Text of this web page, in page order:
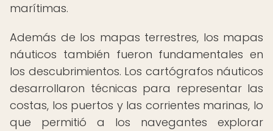
marítimas.
Además de los mapas terrestres, los mapas
náuticos también fueron fundamentales en
los descubrimientos. Los cartógrafos náuticos
desarrollaron técnicas para representar las
costas, los puertos y las corrientes marinas, lo
que permitió a los navegantes explorar